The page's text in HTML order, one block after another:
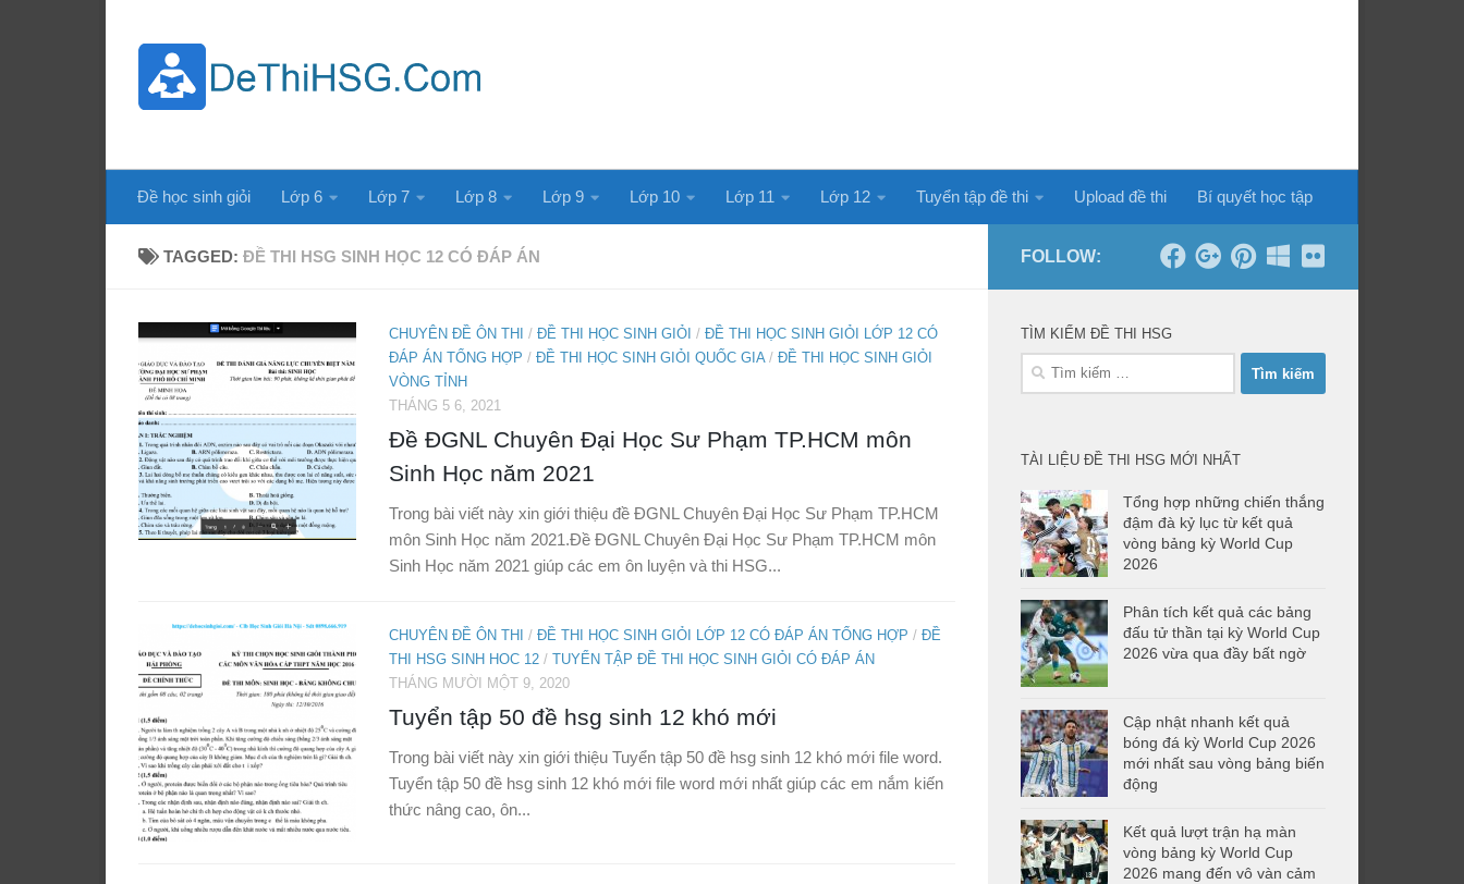
Đề học sinh giỏi Lớp 6 Lớp 7 Lớp 8 Lớp 9 Lớp 10 Lớp 11 Lớp 12 Tuyển tập đề thi Upload đề thi Bí quyết học tập
TAGGED:ĐỀ THI HSG SINH HỌC 12 CÓ ĐÁP ÁN
CHUYÊN ĐỀ ÔN THI / ĐỀ THI HỌC SINH GIỎI / ĐỀ THI HỌC SINH GIỎI LỚP 12 CÓ
ĐÁP ÁN TỔNG HỢP / ĐỀ THI HỌC SINH GIỎI QUỐC GIA/ ĐỀ THI HỌC SINH GIỎI
VÒNG TỈNH
THÁNG 5 6, 2021
Đề ĐGNL Chuyên Đại Học Sư Phạm TP.HCM môn
Sinh Học năm 2021
Trong bài viết này xin giới thiệu đề ĐGNL Chuyên Đại Học Sư Phạm TP.HCM
môn Sinh Học năm 2021.Đề ĐGNL Chuyên Đại Học Sư Phạm TP.HCM môn
Sinh Học năm 2021 giúp các em ôn luyện và thi HSG...
CHUYÊN ĐỀ ÔN THI / ĐỀ THI HỌC SINH GIỎI LỚP 12 CÓ ĐÁP ÁN TỔNG HỢP / ĐỀ
THI HSG SINH HOC 12 / TUYỂN TẬP ĐỀ THI HỌC SINH GIỎI CÓ ĐÁP ÁN
THÁNG MƯỜI MỘT 9, 2020
Tuyển tập 50 đề hsg sinh 12 khó mới
Trong bài viết này xin giới thiệu Tuyển tập 50 đề hsg sinh 12 khó mới file word.
Tuyển tập 50 đề hsg sinh 12 khó mới file word mới nhất giúp các em nắm kiến
thức nâng cao, ôn...
FOLLOW:
TÌM KIẾM ĐỀ THI HSG
Tìm
TÀI LIỆU ĐỀ THI HSG MỚI NHẤT
Tổng hợp những chiến thắng
đậm đà kỷ lục từ kết quả
vòng bảng kỳ World Cup
2026
Phân tích kết quả các bảng
đấu tử thần tại kỳ World Cup
2026 vừa qua đầy bất ngờ
Cập nhật nhanh kết quả
bóng đá kỳ World Cup 2026
mới nhất sau vòng bảng biến
động
Kết quả lượt trận hạ màn
vòng bảng kỳ World Cup
2026 mang đến vô vàn cảm